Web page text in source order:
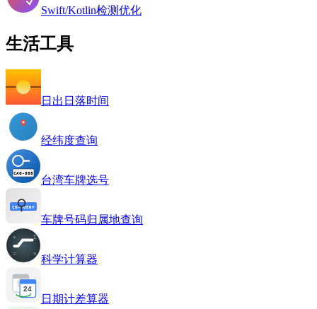
Swift/Kotlin检测优化
生活工具
日出日落时间
经纬度查询
台湾车牌选号
车牌号码归属地查询
科学计算器
日期计差算器